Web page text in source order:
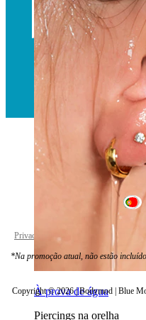
À prova de água
Piercings na orelha
Privacy policy
*Na promoção atual, não estão
Copyright © 2026 | Bodymod | Blue